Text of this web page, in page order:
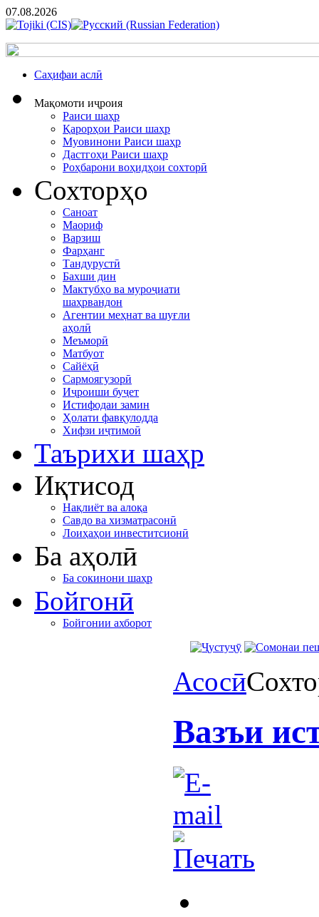
07.08.2026
Cаҳифаи аслӣ
Мақомоти иҷроия
Раиси шаҳр
Қарорҳои Раиси шаҳр
Муовинони Раиси шаҳр
Дастгоҳи Раиси шаҳр
Роҳбарони воҳидҳои сохторӣ
Сохторҳо
Саноат
Маориф
Варзиш
Фарҳанг
Тандурустӣ
Бахши дин
Мактубҳо ва муроҷиати
шаҳрвандон
Агентии меҳнат ва шуғли
аҳолӣ
Меъморӣ
Матбуот
Сайёҳӣ
Сармоягузорӣ
Иҷроиши буҷет
Истифодаи замин
Ҳолати фавқулодда
Хифзи иҷтимоӣ
Таърихи шаҳр
Иқтисод
Нақлиёт ва алоқа
Савдо ва хизматрасонӣ
Лоиҳаҳои инвеститсионӣ
Ба аҳолӣ
Ба сокинони шаҳр
Бойгонӣ
Бойгонии ахборот
Асосӣ
Вазъи